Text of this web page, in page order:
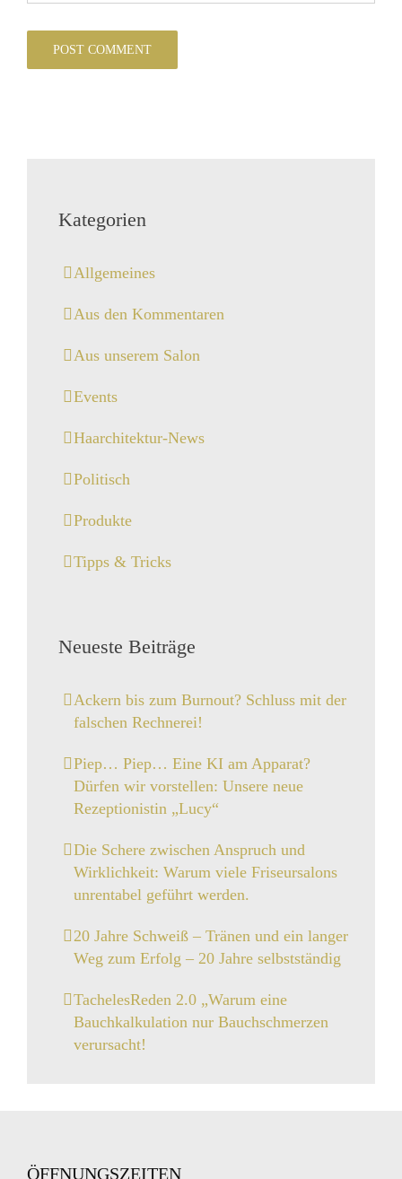
Kategorien
Allgemeines
Aus den Kommentaren
Aus unserem Salon
Events
Haarchitektur-News
Politisch
Produkte
Tipps & Tricks
Neueste Beiträge
Ackern bis zum Burnout? Schluss mit der
falschen Rechnerei!
Piep… Piep… Eine KI am Apparat?
Dürfen wir vorstellen: Unsere neue
Rezeptionistin „Lucy“
Die Schere zwischen Anspruch und
Wirklichkeit: Warum viele Friseursalons
unrentabel geführt werden.
20 Jahre Schweiß – Tränen und ein langer
Weg zum Erfolg – 20 Jahre selbstständig
TachelesReden 2.0 „Warum eine
Bauchkalkulation nur Bauchschmerzen
verursacht!
ÖFFNUNGSZEITEN